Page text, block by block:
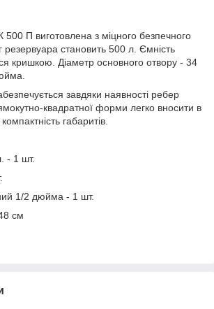
500 П виготовлена з міцного безпечного
резервуара становить 500 л. Ємність
кришкою. Діаметр основного отвору - 34
завдяки наявності ребер
квадратної форми легко вносити в
габаритів.
- 1 шт.
1/2 дюйма - 1 шт.
см